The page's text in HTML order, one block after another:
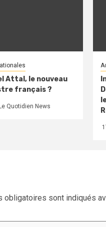
Attal, le nouveau
français ?
Quotidien News
obligatoires sont indiqués